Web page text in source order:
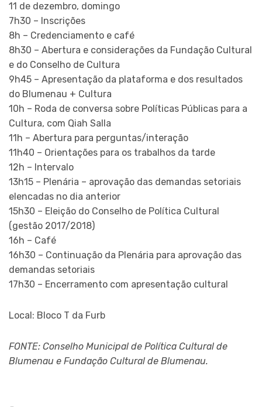
11 de dezembro, domingo
7h30 – Inscrições
8h – Credenciamento e café
8h30 – Abertura e considerações da Fundação Cultural
e do Conselho de Cultura
9h45 – Apresentação da plataforma e dos resultados
do Blumenau + Cultura
10h – Roda de conversa sobre Políticas Públicas para a
Cultura, com Qiah Salla
11h – Abertura para perguntas/interação
11h40 – Orientações para os trabalhos da tarde
12h – Intervalo
13h15 – Plenária – aprovação das demandas setoriais
elencadas no dia anterior
15h30 – Eleição do Conselho de Política Cultural
(gestão 2017/2018)
16h – Café
16h30 – Continuação da Plenária para aprovação das
demandas setoriais
17h30 – Encerramento com apresentação cultural
Local: Bloco T da Furb
FONTE: Conselho Municipal de Política Cultural de
Blumenau e Fundação Cultural de Blumenau.